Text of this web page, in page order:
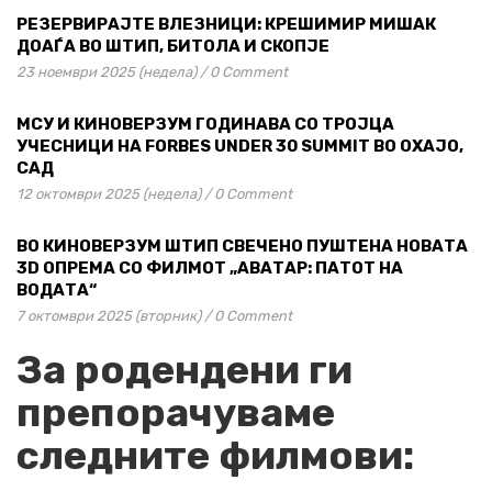
РЕЗЕРВИРАЈТЕ ВЛЕЗНИЦИ: КРЕШИМИР МИШАК
ДОАЃА ВО ШТИП, БИТОЛА И СКОПЈЕ
23 ноември 2025 (недела) / 0 Comment
МСУ И КИНОВЕРЗУМ ГОДИНАВА СО ТРОЈЦА
УЧЕСНИЦИ НА FORBES UNDER 30 SUMMIT ВО ОХАЈО,
САД
12 октомври 2025 (недела) / 0 Comment
ВО КИНОВЕРЗУМ ШТИП СВЕЧЕНО ПУШТЕНА НОВАТА
3D ОПРЕМА СО ФИЛМОТ „АВАТАР: ПАТОТ НА
ВОДАТА“
7 октомври 2025 (вторник) / 0 Comment
За родендени ги
препорачуваме
следните филмови: